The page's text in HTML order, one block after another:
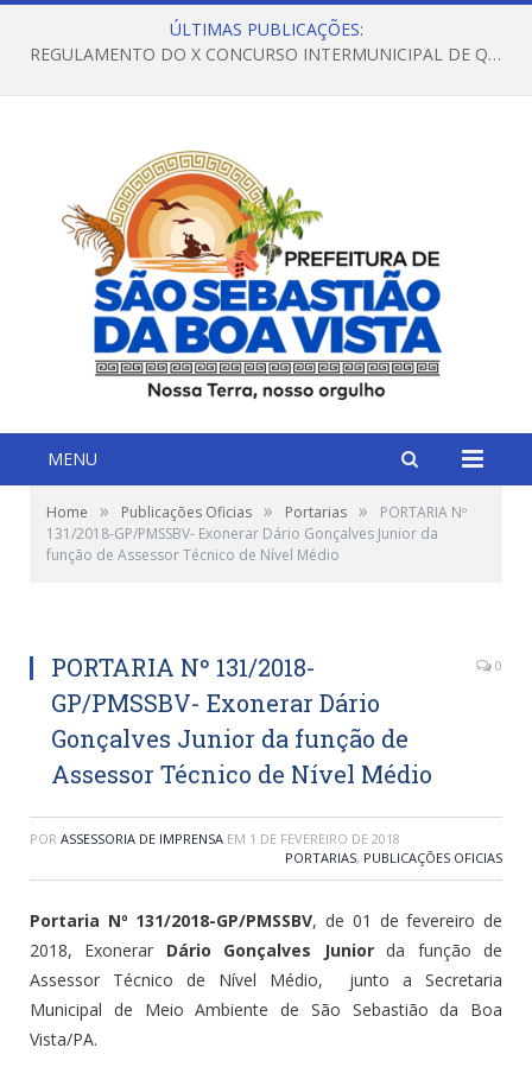
ÚLTIMAS PUBLICAÇÕES:
REGULAMENTO DO X CONCURSO INTERMUNICIPAL DE QUADRILHAS JUNINAS – 2026 – ARRAIÁ DA VENEZA
MENU
Home » Publicações Oficias » Portarias »
PORTARIA Nº
131/2018-GP/PMSSBV- Exonerar Dário Gonçalves Junior da
função de Assessor Técnico de Nível Médio
PORTARIA Nº 131/2018-
GP/PMSSBV- Exonerar Dário
Gonçalves Junior da função de
Assessor Técnico de Nível Médio
0
POR ASSESSORIA DE IMPRENSA EM 1 DE FEVEREIRO DE 2018
PORTARIAS, PUBLICAÇÕES OFICIAS
Portaria Nº 131/2018-GP/PMSSBV, de 01 de fevereiro de
2018, Exonerar Dário Gonçalves Juniorda função de
Assessor Técnico de Nível Médio, junto a Secretaria
Municipal de Meio Ambiente de São Sebastião da Boa
Vista/PA.